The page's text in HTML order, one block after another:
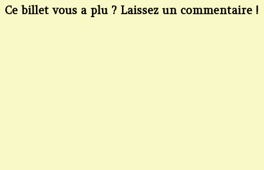
Ce billet vous a plu ? Laissez un commentaire !